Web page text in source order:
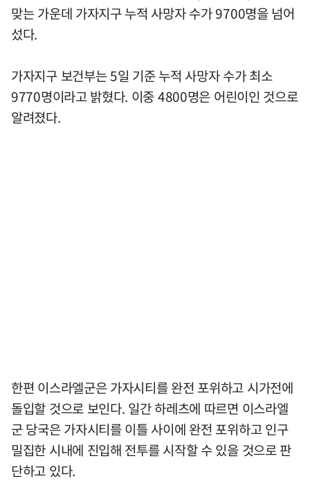
맞는 가운데 가자지구 누적 사망자 수가 9700명을 넘어
섰다.
가자지구 보건부는 5일 기준 누적 사망자 수가 최소
9770명이라고 밝혔다. 이중 4800명은 어린이인 것으로
알려졌다.
한편 이스라엘군은 가자시티를 완전 포위하고 시가전에
돌입할 것으로 보인다. 일간 하레츠에 따르면 이스라엘
군 당국은 가자시티를 이틀 사이에 완전 포위하고 인구
밀집한 시내에 진입해 전투를 시작할 수 있을 것으로 판
단하고 있다.